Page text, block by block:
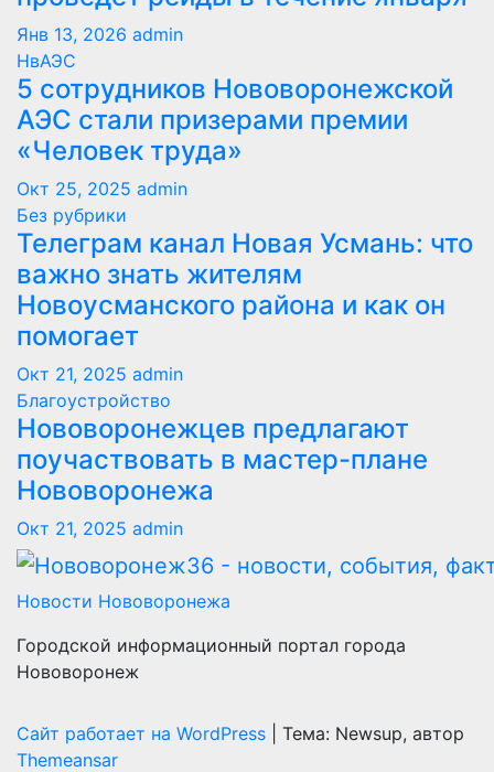
Янв 13, 2026 admin
НвАЭС
5 сотрудников Нововоронежской
АЭС стали призерами премии
«Человек труда»
Окт 25, 2025 admin
Без рубрики
Телеграм канал Новая Усмань: что
важно знать жителям
Новоусманского района и как он
помогает
Окт 21, 2025 admin
Благоустройство
Нововоронежцев предлагают
поучаствовать в мастер-плане
Нововоронежа
Окт 21, 2025 admin
Новости Нововоронежа
Городской информационный портал города
Нововоронеж
Сайт работает на WordPress
Тема: Newsup, автор
Themeansar